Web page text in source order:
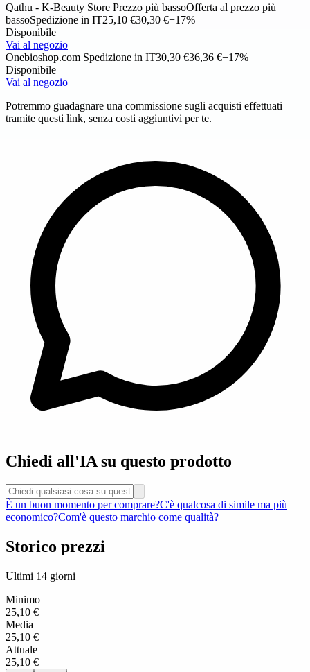
Qathu - K-Beauty Store Prezzo più bassoOfferta al prezzo più
bassoSpedizione in IT25,10 €30,30 €−17%
Disponibile
Vai al negozio
Onebioshop.com Spedizione in IT30,30 €36,36 €−17%
Disponibile
Vai al negozio
Potremmo guadagnare una commissione sugli acquisti effettuati
tramite questi link, senza costi aggiuntivi per te.
Chiedi all'IA su questo prodotto
È un buon momento per comprare?C'è qualcosa di simile ma più
economico?Com'è questo marchio come qualità?
Storico prezzi
Ultimi 14 giorni
Minimo
25,10 €
Media
25,10 €
Attuale
25,10 €